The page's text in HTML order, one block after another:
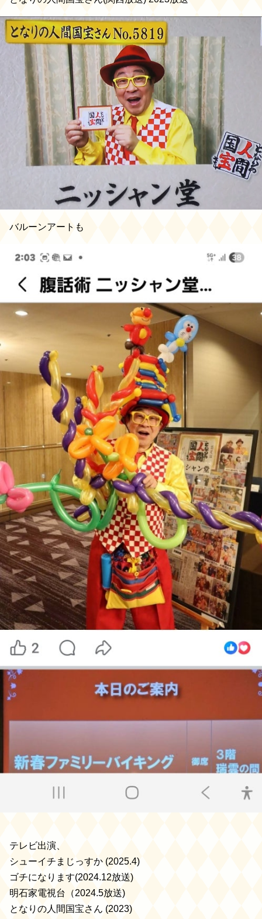
バルーンアートも
テレビ出演、
シューイチまじっすか (2025.4)
ゴチになります(2024.12放送)
明石家電視台（2024.5放送)
となりの人間国宝さん (2023)